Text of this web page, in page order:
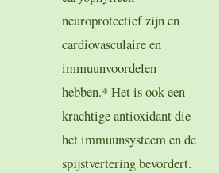
neuroprotectief zijn en
cardiovasculaire en
immuunvoordelen
hebben.* Het is ook een
krachtige antioxidant die
het immuunsysteem en de
spijstvertering bevordert.